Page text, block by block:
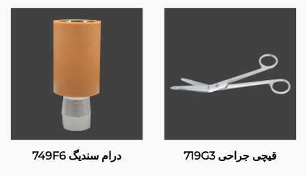
قیچی جراحی 719G3 درام سندیگ 749F6